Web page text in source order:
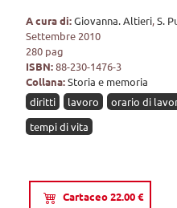
A cura di:Giovanna. Altieri,S.
Settembre 2010
280 pag
ISBN:88-230-1476-3
Collana:Storia e memoria
diritti
lavoro orario di
tempi di vita
Cartaceo 22.00 €